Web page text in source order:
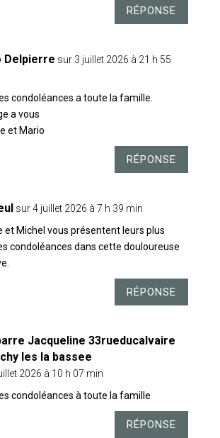
RÉPONSE
Delpierre sur 3 juillet 2026 à 21 h 55
condoléances a toute la famille.
a vous
et Mario
RÉPONSE
sur 4 juillet 2026 à 7 h 39 min
et Michel vous présentent leurs plus
condoléances dans cette douloureuse
RÉPONSE
Jacqueline 33rueducalvaire
les la bassee
2026 à 10 h 07 min
condoléances à toute la famille
RÉPONSE